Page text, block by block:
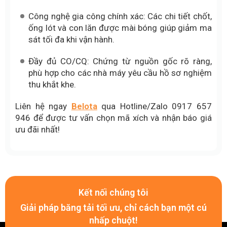
Công nghệ gia công chính xác: Các chi tiết chốt,
ống lót và con lăn được mài bóng giúp giảm ma
sát tối đa khi vận hành.
Đầy đủ CO/CQ: Chứng từ nguồn gốc rõ ràng,
phù hợp cho các nhà máy yêu cầu hồ sơ nghiệm
thu khắt khe.
Liên hệ ngay Belotaqua Hotline/Zalo 0917 657
946 để được tư vấn chọn mã xích và nhận báo giá
ưu đãi nhất!
Kết nối chúng tôi
Giải pháp băng tải tối ưu, chỉ cách bạn một cú
nhấp chuột!